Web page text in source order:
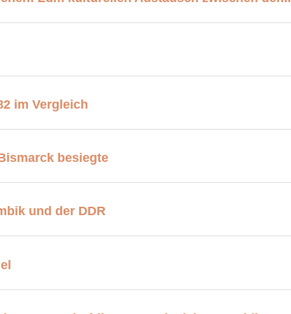
im Vergleich
besiegte
und der DDR